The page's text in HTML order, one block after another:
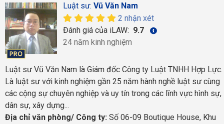
Luật sư: Vũ Văn Nam
2 nhận xét
Đánh giá của iLAW: 9.7
24 năm kinh nghiệm
Luật sư Vũ Văn Nam là Giám đốc Công ty Luật TNHH Hợp Lực.
Là luật sư với kinh nghiệm gần 25 năm hành nghề luật sư cùng
các cộng sự chuyên nghiệp và uy tín trong các lĩnh vực hình sự,
dân sự, xây dựng...
Địa chỉ văn phòng/ Công ty: Số 06-09 Boutique House, Khu